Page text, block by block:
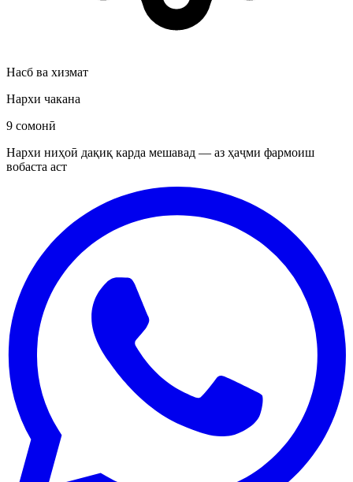
Насб ва хизмат
Нархи чакана
9 сомонӣ
Нархи ниҳоӣ дақиқ карда мешавад — аз ҳаҷми фармоиш
вобаста аст